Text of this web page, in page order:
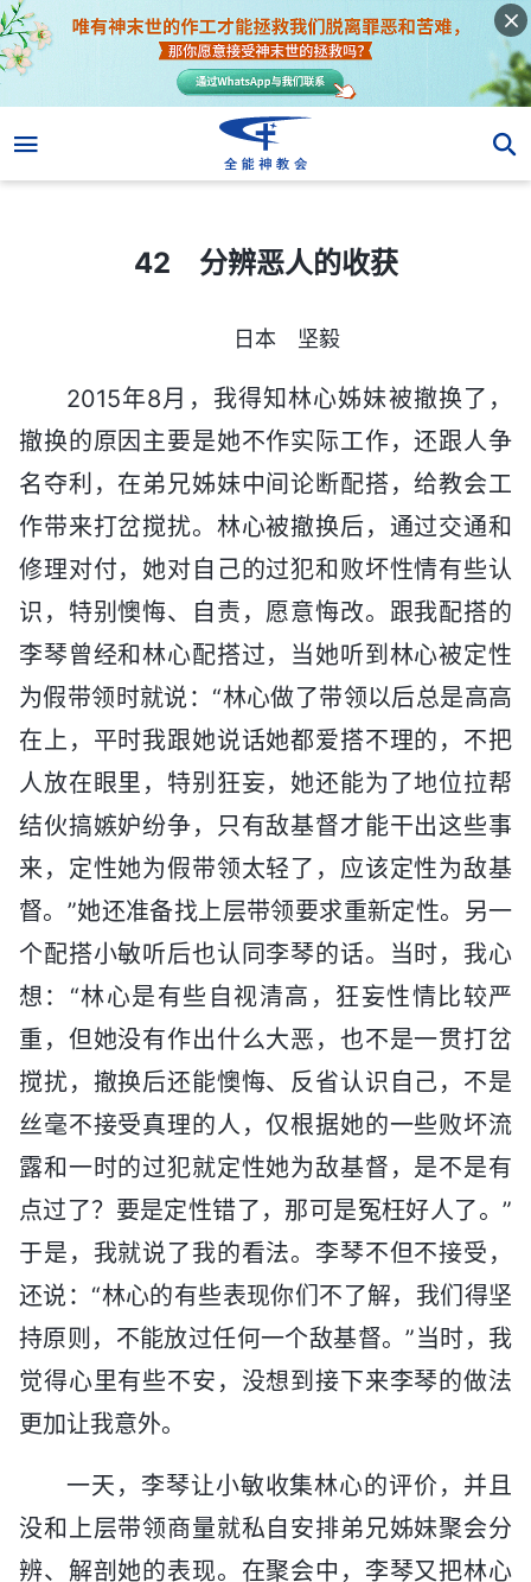
42 分辨恶人的收获
日本 坚毅
2015年8月，我得知林心姊妹被撤换了，
撤换的原因主要是她不作实际工作，还跟人争
名夺利，在弟兄姊妹中间论断配搭，给教会工
作带来打岔搅扰。林心被撤换后，通过交通和
修理对付，她对自己的过犯和败坏性情有些认
识，特别懊悔、自责，愿意悔改。跟我配搭的
李琴曾经和林心配搭过，当她听到林心被定性
为假带领时就说：“林心做了带领以后总是高高
在上，平时我跟她说话她都爱搭不理的，不把
人放在眼里，特别狂妄，她还能为了地位拉帮
结伙搞嫉妒纷争，只有敌基督才能干出这些事
来，定性她为假带领太轻了，应该定性为敌基
督。”她还准备找上层带领要求重新定性。另一
个配搭小敏听后也认同李琴的话。当时，我心
想：“林心是有些自视清高，狂妄性情比较严
重，但她没有作出什么大恶，也不是一贯打岔
搅扰，撤换后还能懊悔、反省认识自己，不是
丝毫不接受真理的人，仅根据她的一些败坏流
露和一时的过犯就定性她为敌基督，是不是有
点过了？要是定性错了，那可是冤枉好人了。”
于是，我就说了我的看法。李琴不但不接受，
还说：“林心的有些表现你们不了解，我们得坚
持原则，不能放过任何一个敌基督。”当时，我
觉得心里有些不安，没想到接下来李琴的做法
更加让我意外。
一天，李琴让小敏收集林心的评价，并且
没和上层带领商量就私自安排弟兄姊妹聚会分
辨、解剖她的表现。在聚会中，李琴又把林心